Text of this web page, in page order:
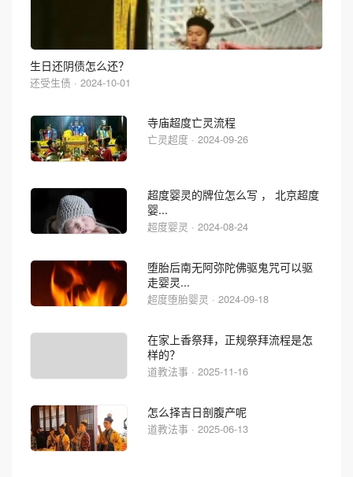
生日还阴债怎么还？
还受生债 · 2024-10-01
寺庙超度亡灵流程
亡灵超度 · 2024-09-26
超度婴灵的牌位怎么写 ， 北京超度
婴...
超度婴灵 · 2024-08-24
堕胎后南无阿弥陀佛驱鬼咒可以驱
走婴灵...
超度堕胎婴灵 · 2024-09-18
在家上香祭拜，正规祭拜流程是怎
样的？
道教法事 · 2025-11-16
怎么择吉日剖腹产呢
道教法事 · 2025-06-13